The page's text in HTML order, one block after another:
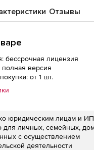
Отзывы
бессрочная лицензия
версия
от 1 шт.
юридическим лицам и
для личных, семейных,
с осуществлением
деятельности